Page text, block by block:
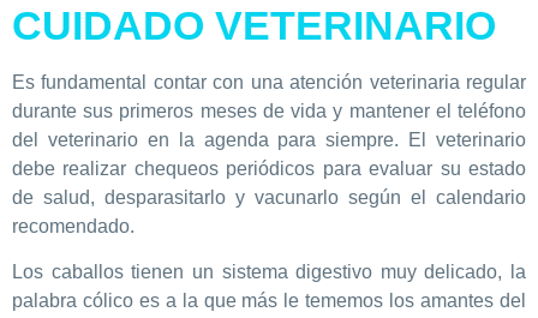
CUIDADO VETERINARIO
Es fundamental contar con una atención veterinaria regular
durante sus primeros meses de vida y mantener el teléfono
del veterinario en la agenda para siempre. El veterinario
debe realizar chequeos periódicos para evaluar su estado
de salud, desparasitarlo y vacunarlo según el calendario
recomendado.
Los caballos tienen un sistema digestivo muy delicado, la
palabra cólico es a la que más le tememos los amantes del